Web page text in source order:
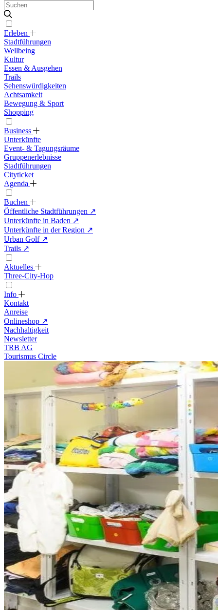
Erleben
Stadtführungen
Wellbeing
Kultur
Essen & Ausgehen
Trails
Sehenswürdigkeiten
Achtsamkeit
Bewegung & Sport
Shopping
Business
Unterkünfte
Event- & Tagungsräume
Gruppenerlebnisse
Stadtführungen
Cityticket
Agenda
Buchen
Öffentliche Stadtführungen ↗
Unterkünfte in Baden ↗
Unterkünfte in der Region ↗
Urban Golf ↗
Trails ↗
Aktuelles
Three-City-Hop
Info
Kontakt
Anreise
Onlineshop ↗
Nachhaltigkeit
Newsletter
TRB AG
Tourismus Circle